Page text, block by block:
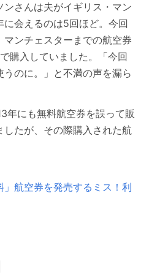
さんは夫がイギリス・マン
会えるのは5回ほど。今回
ンチェスターまでの航空券
購入していました。「今回
のに。」と不満の声を漏ら
年にも無料航空券を誤って販
たが、その際購入された航
航空券を発売するミス！利